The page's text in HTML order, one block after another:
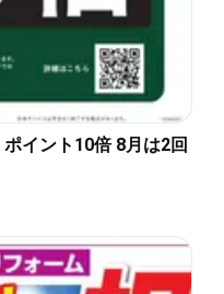
イント10倍 8月は2回